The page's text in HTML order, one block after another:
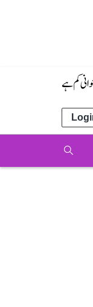
کم ہے